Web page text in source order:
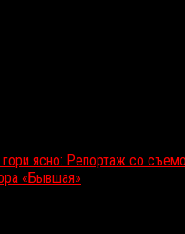
гори ясно: Репортаж со
«Бывшая»